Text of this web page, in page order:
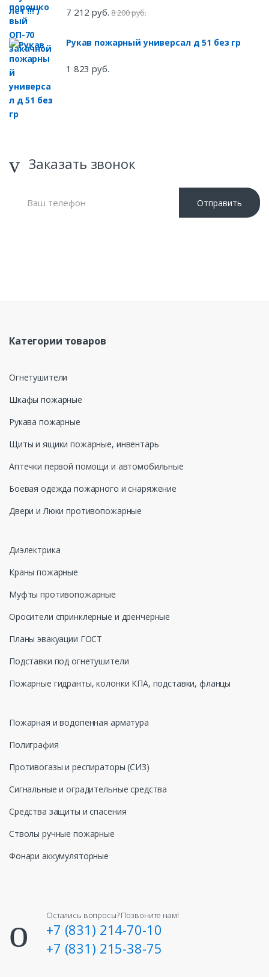
7 212 руб. 8 200 руб.
Рукав пожарный универсал д 51 без гр
1 823 руб.
Заказать звонок
Отправить
Категории товаров
Огнетушители
Шкафы пожарные
Рукава пожарные
Щиты и ящики пожарные, инвентарь
Аптечки первой помощи и автомобильные
Боевая одежда пожарного и снаряжение
Двери и Люки противопожарные
Диэлектрика
Краны пожарные
Муфты противопожарные
Оросители спринклерные и дренчерные
Планы эвакуации ГОСТ
Подставки под огнетушители
Пожарные гидранты, колонки КПА, подставки, фланцы
Пожарная и водопенная арматура
Полиграфия
Противогазы и респираторы (СИЗ)
Сигнальные и оградительные средства
Средства защиты и спасения
Стволы ручные пожарные
Фонари аккумуляторные
Остались вопросы? Позвоните нам!
+7 (831) 214-70-10
+7 (831) 215-38-75